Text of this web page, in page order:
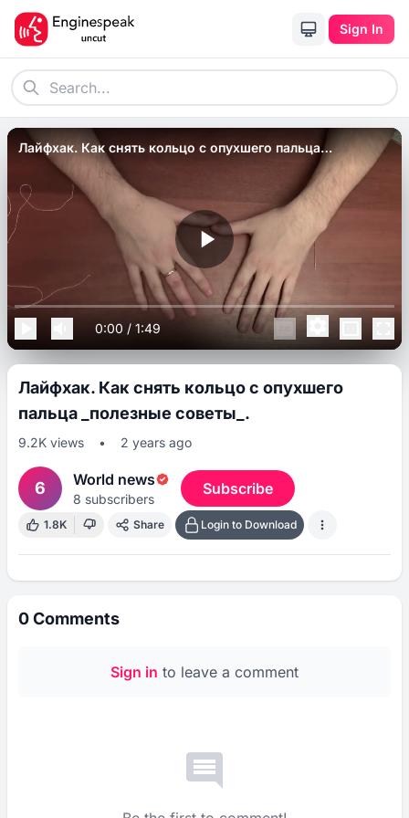
Sign In
Лайфхак. Как снять кольцо с опухшего пальца
_полезные советы_.
0:00 / 1:49
Лайфхак. Как снять кольцо с опухшего
пальца _полезные советы_.
9.2K views • 2 years ago
6 World news
8 subscribers
Subscribe
1.8K Share Login to Download
0Comments
Sign in to leave a comment